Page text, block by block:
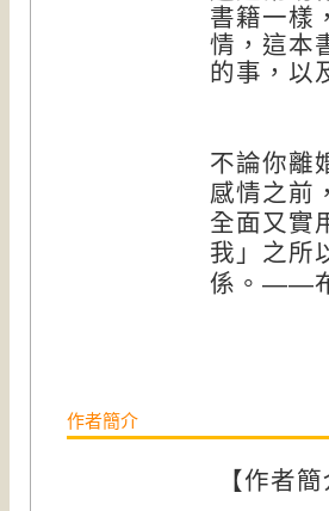
書籍一樣
情，這本
的事，以
不論你離
感情之前
全面又實
我」之所
係。 ——
作者簡介
【作者